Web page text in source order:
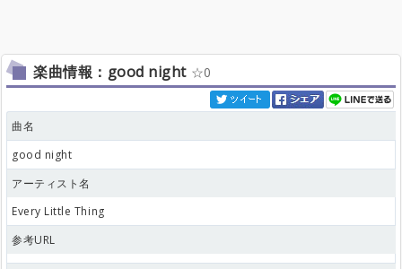
楽曲情報：good night 0
曲名
good night
アーティスト名
Every Little Thing
参考URL